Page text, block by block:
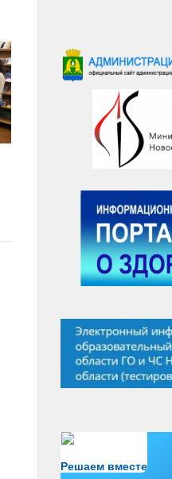
Решаем вместе